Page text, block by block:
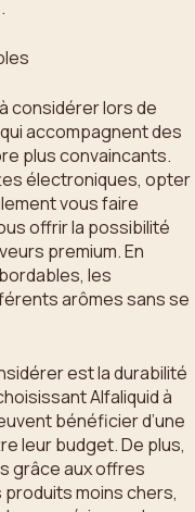
considérer lors de
accompagnent des
plus convaincants.
électroniques, opter
vous faire
offrir la possibilité
premium. En
les
arômes sans se
est la durabilité
Alfaliquid à
bénéficier d’une
leur budget. De plus,
grâce aux offres
moins chers,